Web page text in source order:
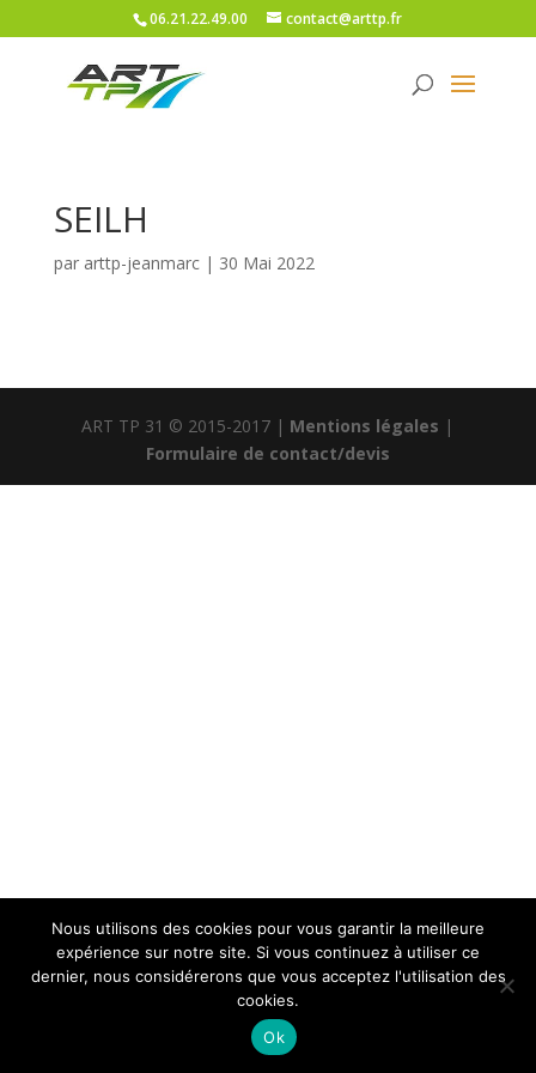
06.21.22.49.00 contact@arttp.fr
SEILH
par arttp-jeanmarc| 30 Mai 2022
ART TP 31 © 2015-2017 | Mentions légales |
Formulaire de contact/devis
Nous utilisons des cookies pour vous garantir la meilleure
expérience sur notre site. Si vous continuez à utiliser ce
dernier, nous considérerons que vous acceptez l'utilisation des
cookies.
Ok